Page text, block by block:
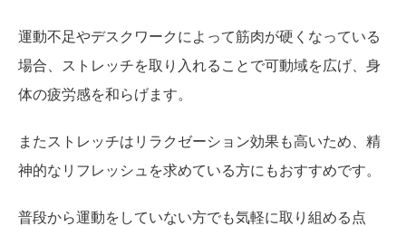
運動不足やデスクワークによって筋肉が硬くなっている
場合、ストレッチを取り入れることで可動域を広げ、身
体の疲労感を和らげます。
またストレッチはリラクゼーション効果も高いため、精
神的なリフレッシュを求めている方にもおすすめです。
普段から運動をしていない方でも気軽に取り組める点